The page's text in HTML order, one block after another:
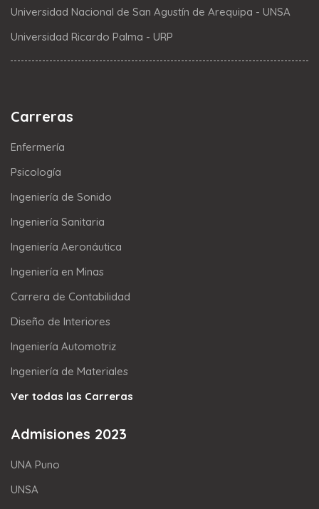
Universidad Nacional de San Agustín de Arequipa - UNSA
Universidad Ricardo Palma - URP
Carreras
Enfermería
Psicología
Ingeniería de Sonido
Ingeniería Sanitaria
Ingeniería Aeronáutica
Ingeniería en Minas
Carrera de Contabilidad
Diseño de Interiores
Ingeniería Automotriz
Ingeniería de Materiales
Ver todas las Carreras
Admisiones 2023
UNA Puno
UNSA